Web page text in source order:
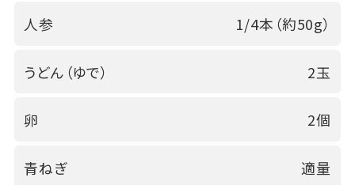
人参 1/4本（約50g）
うどん（ゆで） 2玉
卵 2個
青ねぎ 適量